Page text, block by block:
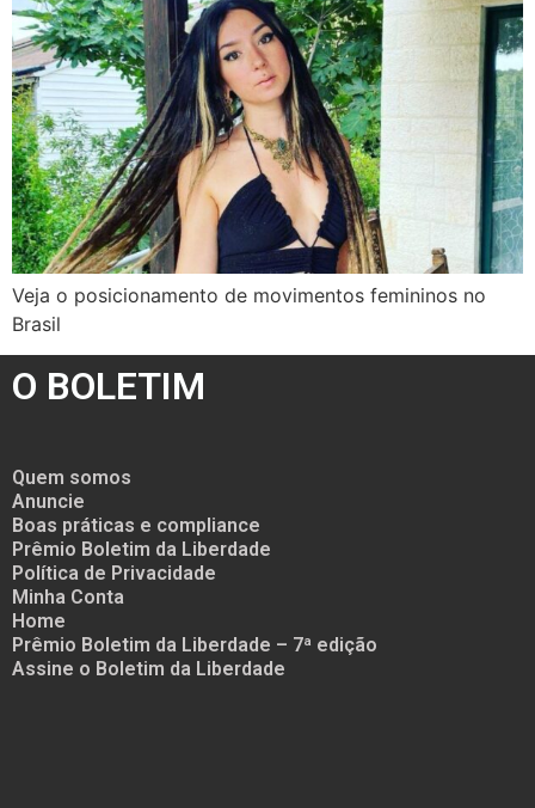
Veja o posicionamento de movimentos femininos no
Brasil
O BOLETIM
Quem somos
Anuncie
Boas práticas e compliance
Prêmio Boletim da Liberdade
Política de Privacidade
Minha Conta
Home
Prêmio Boletim da Liberdade – 7ª edição
Assine o Boletim da Liberdade